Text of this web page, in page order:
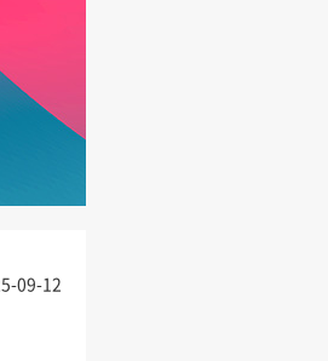
09-12